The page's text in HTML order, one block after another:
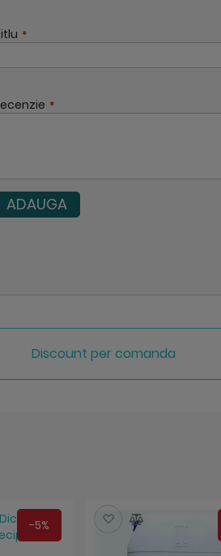
ADAUGA
Discount per comanda
-5% Salveaza
Compara